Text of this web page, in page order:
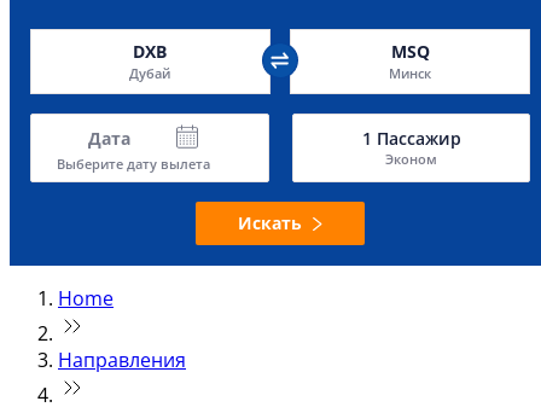
DXB
Дубай
MSQ
Минск
Дата
Выберите дату вылета
1 Пассажир
Эконом
Искать
Home
Направления